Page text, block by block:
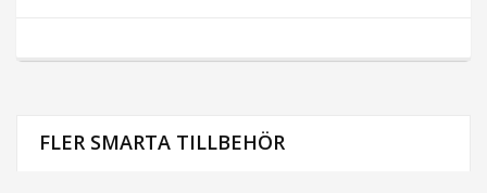
FLER SMARTA TILLBEHÖR